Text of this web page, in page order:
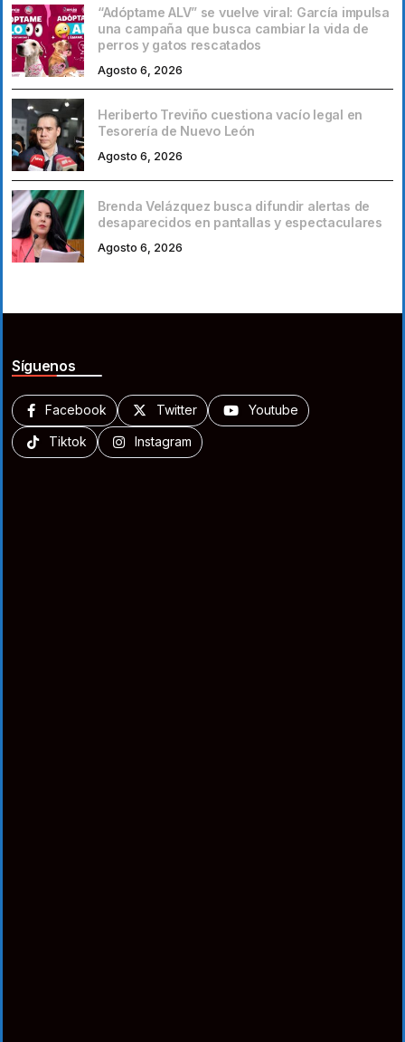
“Adóptame ALV” se vuelve viral: García impulsa
una campaña que busca cambiar la vida de
perros y gatos rescatados
Agosto 6, 2026
Heriberto Treviño cuestiona vacío legal en
Tesorería de Nuevo León
Agosto 6, 2026
Brenda Velázquez busca difundir alertas de
desaparecidos en pantallas y espectaculares
Agosto 6, 2026
Síguenos
Facebook Twitter Youtube
Tiktok Instagram